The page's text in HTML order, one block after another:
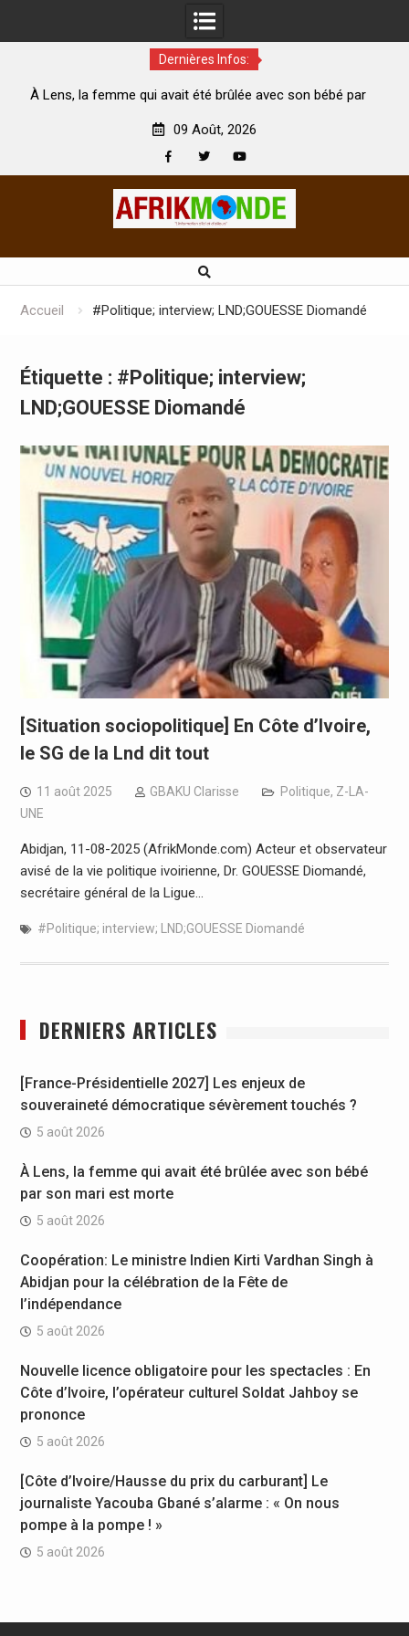
Dernières Infos:
avait été brûlée avec son bébé par
Coopération: Le
09 Août, 2026
Accueil #Politique; interview; LND;GOUESSE Diomandé
Étiquette : #Politique; interview;
LND;GOUESSE Diomandé
[Situation sociopolitique] En Côte d’Ivoire,
le SG de la Lnd dit tout
11 août 2025 GBAKU Clarisse Politique, Z-LA-
UNE
Abidjan, 11-08-2025 (AfrikMonde.com) Acteur et observateur
avisé de la vie politique ivoirienne, Dr. GOUESSE Diomandé,
secrétaire général de la Ligue…
#Politique; interview; LND;GOUESSE Diomandé
DERNIERS ARTICLES
[France-Présidentielle 2027] Les enjeux de
souveraineté démocratique sévèrement touchés ?
5 août 2026
À Lens, la femme qui avait été brûlée avec son bébé
par son mari est morte
5 août 2026
Coopération: Le ministre Indien Kirti Vardhan Singh à
Abidjan pour la célébration de la Fête de
l’indépendance
5 août 2026
Nouvelle licence obligatoire pour les spectacles : En
Côte d’Ivoire, l’opérateur culturel Soldat Jahboy se
prononce
5 août 2026
[Côte d’Ivoire/Hausse du prix du carburant] Le
journaliste Yacouba Gbané s’alarme : « On nous
pompe à la pompe ! »
5 août 2026